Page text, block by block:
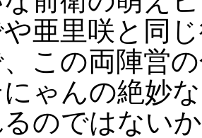
亜里咲と同
この両陣営
ゃんの絶妙
のではない